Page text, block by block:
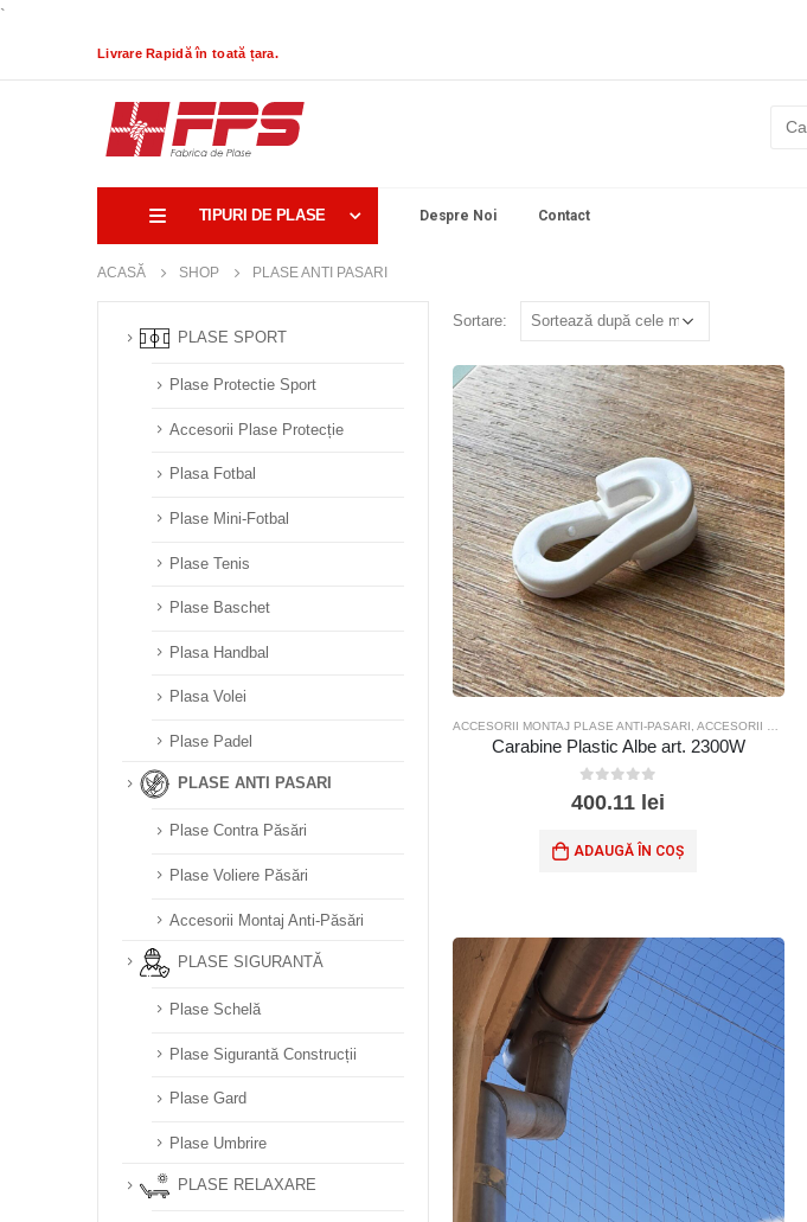
`
Livrare Rapidă în toată țara.
TIPURI DE PLASE Despre Noi Contact
ACASĂ SHOP PLASE ANTI PASARI
Sortare:
ACCESORII MONTAJ PLASE ANTI-PASARI, ACCESORII MONTAJ PLASE SPORT
Carabine Plastic Albe art. 2300W
0out of 5
400.11 lei
ADAUGĂ ÎN COȘ
PLASE SPORT
Plase Protectie Sport
Accesorii Plase Protecție
Plasa Fotbal
Plase Mini-Fotbal
Plase Tenis
Plase Baschet
Plasa Handbal
Plasa Volei
Plase Padel
PLASE ANTI PASARI
Plase Contra Păsări
Plase Voliere Păsări
Accesorii Montaj Anti-Păsări
PLASE SIGURANTĂ
Plase Schelă
Plase Sigurantă Construcții
Plase Gard
Plase Umbrire
PLASE RELAXARE